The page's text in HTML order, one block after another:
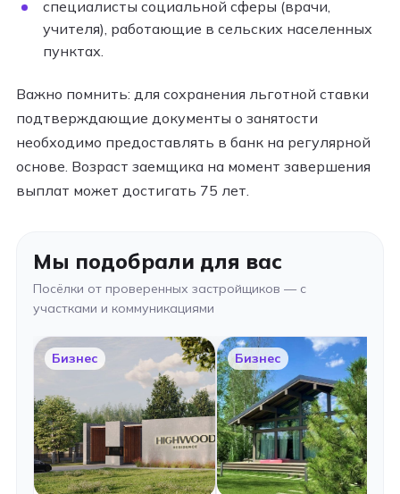
специалисты социальной сферы (врачи,
учителя), работающие в сельских населенных
пунктах.
Важно помнить: для сохранения льготной ставки
подтверждающие документы о занятости
необходимо предоставлять в банк на регулярной
основе. Возраст заемщика на момент завершения
выплат может достигать 75 лет.
Мы подобрали для вас
Посёлки от проверенных застройщиков — с
участками и коммуникациями
Бизнес Бизнес